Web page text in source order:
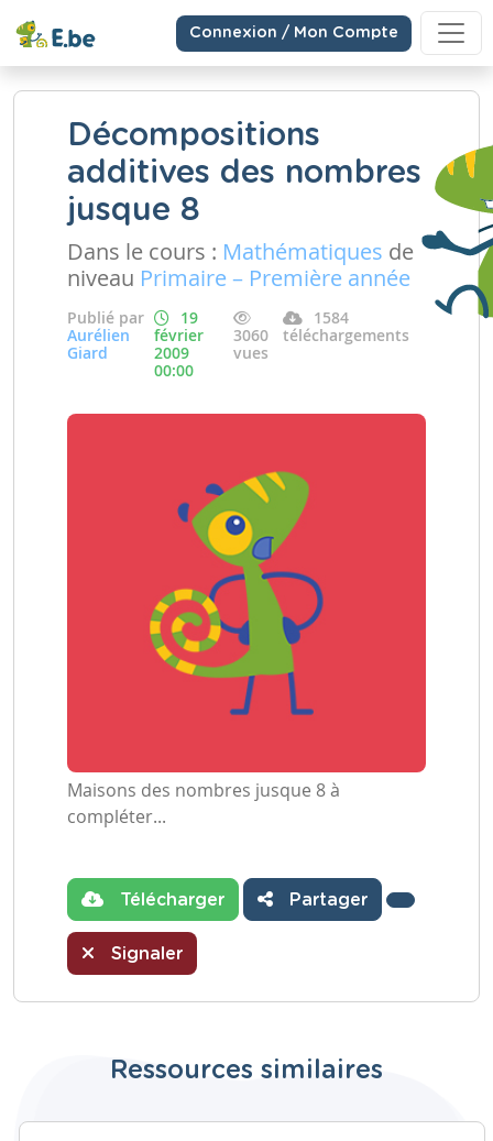
Connexion / Mon Compte
Décompositions
additives des nombres
jusque 8
Dans le cours : Mathématiques de
niveau Primaire – Première année
Publié par
Aurélien
Giard
19
février
2009
00:00
3060
vues
1584
téléchargements
Maisons des nombres jusque 8 à
compléter...
Télécharger Partager
Signaler
Ressources similaires